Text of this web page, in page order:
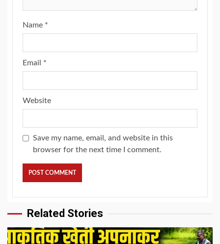
Name *
Email *
Website
Save my name, email, and website in this
browser for the next time I comment.
Related Stories